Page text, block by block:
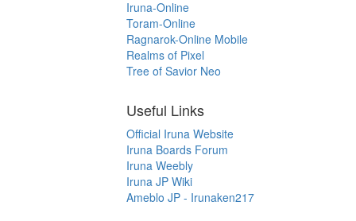
Iruna-Online
Toram-Online
Ragnarok-Online Mobile
Realms of Pixel
Tree of Savior Neo
Useful Links
Official Iruna Website
Iruna Boards Forum
Iruna Weebly
Iruna JP Wiki
Ameblo JP - Irunaken217